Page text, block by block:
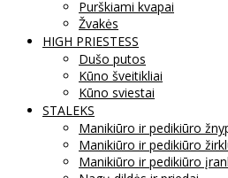
Purškiami kvapai
Žvakės
HIGH PRIESTESS
Dušo putos
Kūno šveitikliai
Kūno sviestai
STALEKS
Manikiūro ir pedikiūro
Manikiūro ir pedikiūro
Manikiūro ir pedikiūro